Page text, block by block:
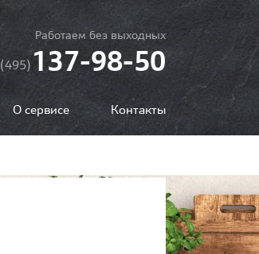
Работаем без выходных
(495)137-98-50
О сервисе Контакты